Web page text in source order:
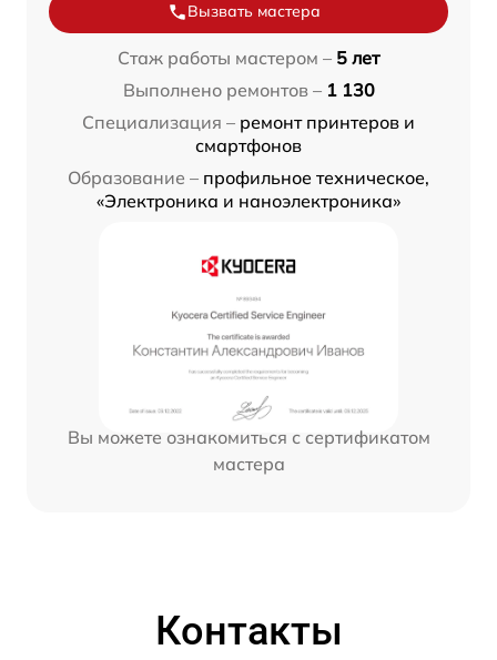
Вызвать мастера
Стаж работы мастером – 5 лет
Выполнено ремонтов – 1 130
Специализация – ремонт принтеров и
смартфонов
Образование – профильное техническое,
«Электроника и наноэлектроника»
Вы можете ознакомиться с сертификатом
мастера
Контакты